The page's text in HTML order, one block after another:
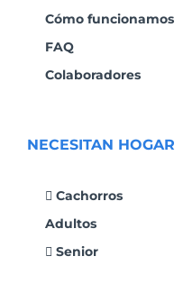
Cómo funcionamos
FAQ
Colaboradores
NECESITAN HOGAR
Cachorros
Adultos
Senior